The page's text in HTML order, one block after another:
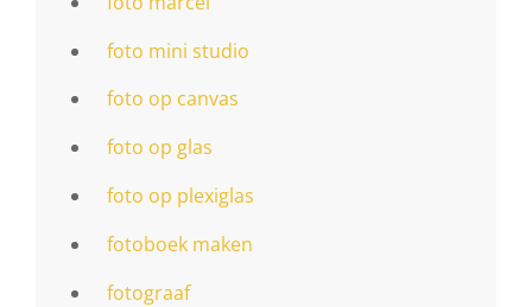
foto mini studio
foto op canvas
foto op glas
foto op plexiglas
fotoboek maken
fotograaf